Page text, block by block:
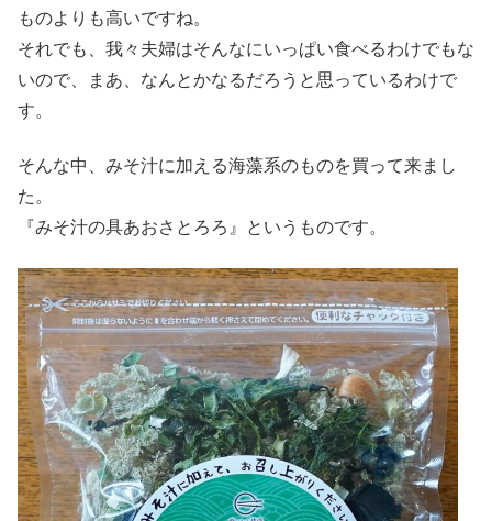
ものよりも高いですね。
それでも、我々夫婦はそんなにいっぱい食べるわけでもな
いので、まあ、なんとかなるだろうと思っているわけで
す。
そんな中、みそ汁に加える海藻系のものを買って来まし
た。
『みそ汁の具あおさとろろ』というものです。